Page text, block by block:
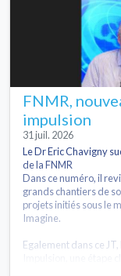
FNMR,
impulsion
31 juil. 2026
Le Dr Eric Chavigny
de la FNMR
Dans ce numéro, il
grands chantiers de
projets initiés sous le
Imagine.
Egalement dans ce